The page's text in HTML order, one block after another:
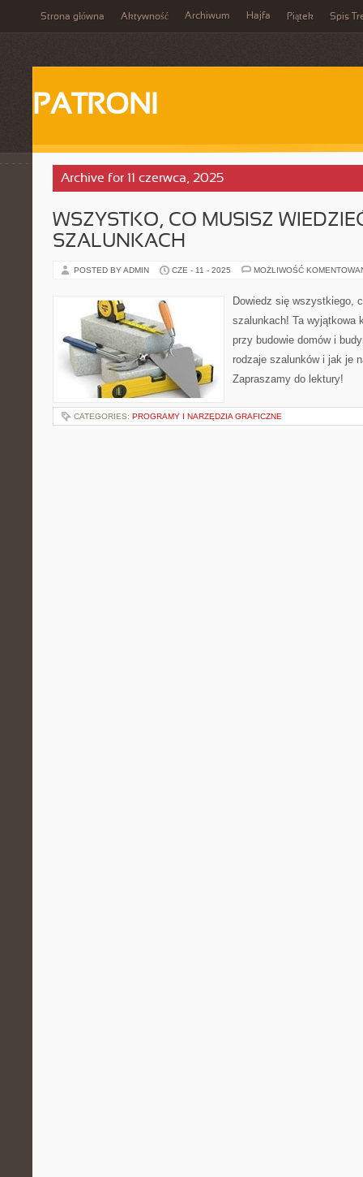
Strona główna Aktywność Archiwum Hajfa Piątek Spis
PATRONI
Archive for 11 czerwca, 2025
WSZYSTKO, CO MUSISZ
SZALUNKACH
POSTED BY ADMIN CZE - 11 - 2025 MOŻLIWOŚĆ
Dowiedz się wszystkiego,
szalunkach! Ta wyjątkowa
przy budowie domów i
rodzaje szalunków i jak je
Zapraszamy do lektury!
CATEGORIES: PROGRAMY I NARZĘDZIA GRAFICZNE